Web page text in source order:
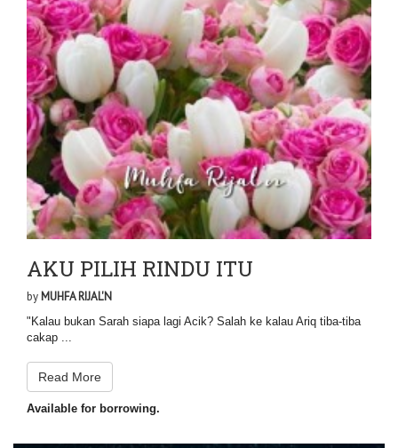
AKU PILIH RINDU ITU
by MUHFA RIJAL'N
"Kalau bukan Sarah siapa lagi Acik? Salah ke kalau Ariq tiba-tiba
cakap ...
Read More
Available for borrowing.